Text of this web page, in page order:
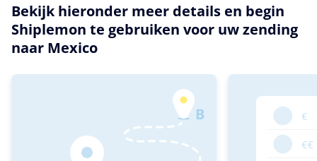
Bekijk hieronder meer details en begin
Shiplemon te gebruiken voor uw zending
naar Mexico